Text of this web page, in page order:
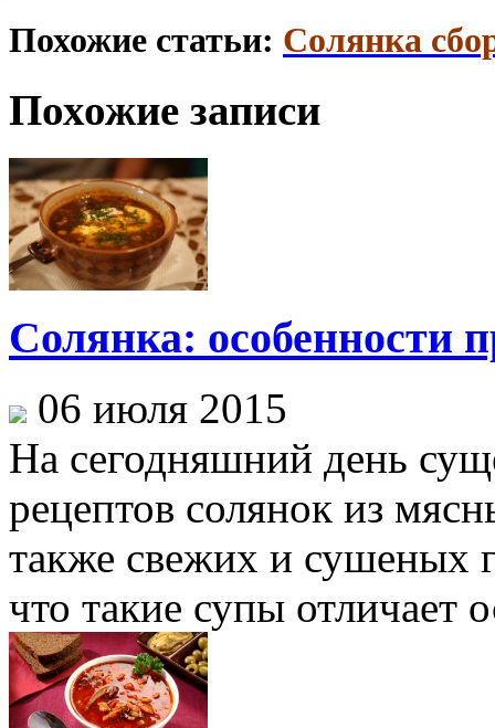
Похожие статьи: Солянка
Похожие записи
Солянка: особенности
06 июля 2015
На сегодняшний день
рецептов солянок из
также свежих и сушеных
что такие супы отличает